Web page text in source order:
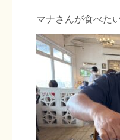
マナさんが食べた